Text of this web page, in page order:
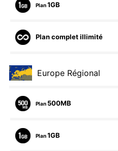
Plan1GB
Plan complet illimité
Europe Régional
Plan 500MB
Plan1GB